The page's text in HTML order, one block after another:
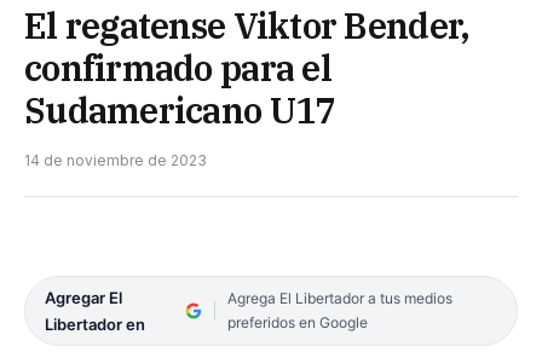
El regatense Viktor Bender,
confirmado para el
Sudamericano U17
14 de noviembre de 2023
Agregar El
Libertador en
Agrega El Libertador a tus medios
preferidos en Google